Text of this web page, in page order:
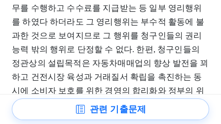
무를 수행하고 수수료를 지급받는 등 일부 영리행위
를 하였다 하더라도 그 영리행위는 부수적 활동에 불
과한 것으로 보여지므로 그 행위를 청구인들의 권리
능력 밖의 행위로 단정할 수 없다. 한편, 청구인들의
정관상의 설립목적은 자동차매매업의 향상 발전을 꾀
하고 건전시장 육성과 거래질서 확립을 촉진하는 동
시에 소비자 보호를 위한 경영의 합리화와 정부의 위
탁업무를 성실히 수행하기 위한 사업을 행하며 조합
원의 상
관련 기출문제